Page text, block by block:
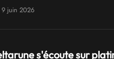
juin 2026
s'écoute sur